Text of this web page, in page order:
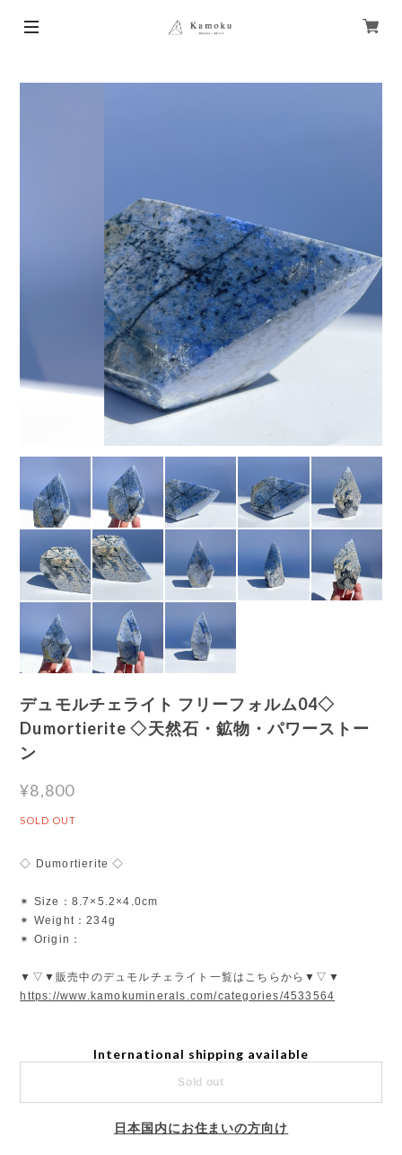
デュモルチェライト フリーフォルム04◇
Dumortierite ◇天然石・鉱物・パワーストー
ン
¥8,800
SOLD OUT
◇ Dumortierite ◇
✴︎ Size：8.7×5.2×4.0cm
✴︎ Weight：234g
✴︎ Origin：
▼▽▼販売中のデュモルチェライト一覧はこちらから▼▽▼
https://www.kamokuminerals.com/categories/4533564
International shipping available
Sold out
日本国内にお住まいの方向け